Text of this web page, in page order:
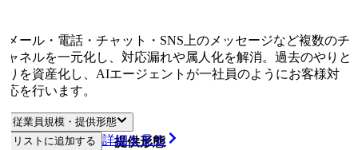
ール・電話・チャット・SNS上のメッセージなど複数のチ
ネルを一元化し、対応漏れや属人化を解消。過去のやりと
を資産化し、AIエージェントが一社員のようにお客様対
を行います。
従業員規模・提供形態
従業員規模 提供形態
リストに追加する 詳細を見る